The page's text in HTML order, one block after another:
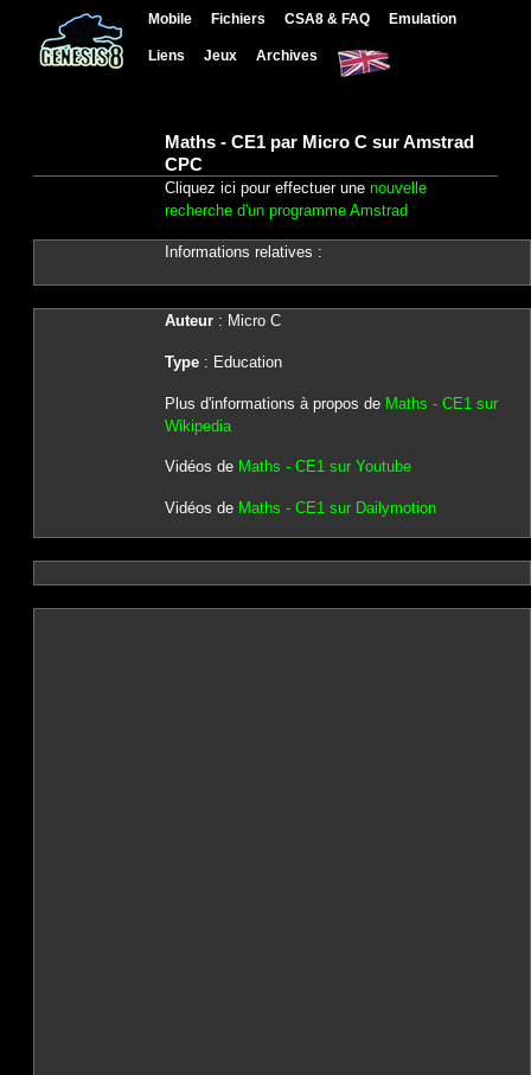
Mobile Fichiers CSA8 & FAQ Emulation
Liens Jeux Archives
Maths - CE1 par Micro C sur Amstrad
CPC
Cliquez ici pour effectuer une nouvelle
recherche d'un programme Amstrad
Informations relatives :
Auteur: Micro C
Type: Education
Plus d'informations à propos de Maths - CE1 sur
Wikipedia
Vidéos de Maths - CE1 sur Youtube
Vidéos de Maths - CE1 sur Dailymotion